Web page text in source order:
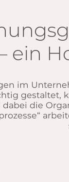
ein
im
gestaltet,
dabei die